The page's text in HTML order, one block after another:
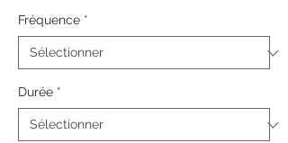
Fréquence *
Durée *